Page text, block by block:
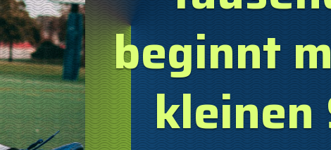
beginnt
kleinen